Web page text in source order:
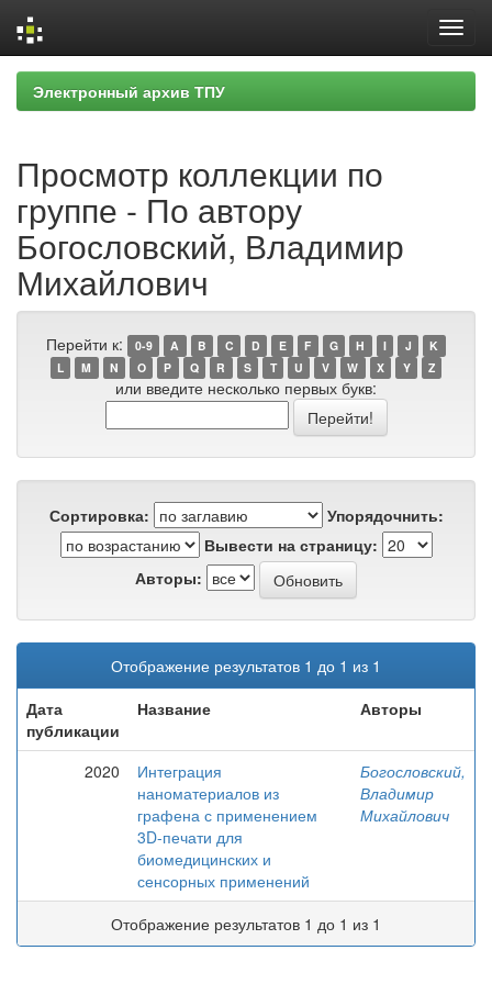
Skip
navigation
Электронный архив ТПУ
Просмотр коллекции по
группе - По автору
Богословский, Владимир
Михайлович
Перейти к: 0-9 A B C D E F G H I J
K
L
M N O P Q R S T U V W X Y Z
или введите несколько первых букв:
Сортировка:
Упорядочнить:
Вывести на страницу:
Авторы:
Отображение результатов 1 до 1 из 1
Дата
публикации
Название Авторы
2020
Интеграция
наноматериалов из
графена с применением
3D-печати для
биомедицинских и
сенсорных применений
Богословский,
Владимир
Михайлович
Отображение результатов 1 до 1 из 1